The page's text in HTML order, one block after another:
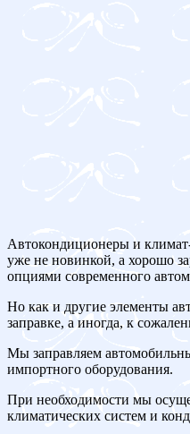
Автокондиционеры и
уже не новинкой, а хорошо
опциями современного
Но как и другие элементы
заправке, а иногда, к
Мы заправляем
импортного оборудования.
При необходимости мы
климатических систем и